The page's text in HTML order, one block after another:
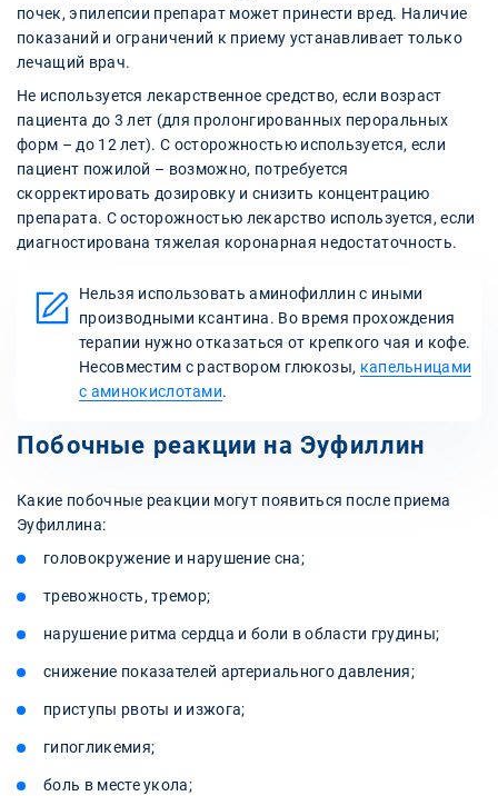
почек, эпилепсии препарат может принести вред. Наличие
показаний и ограничений к приему устанавливает только
лечащий врач.
Не используется лекарственное средство, если возраст
пациента до 3 лет (для пролонгированных пероральных
форм – до 12 лет). С осторожностью используется, если
пациент пожилой – возможно, потребуется
скорректировать дозировку и снизить концентрацию
препарата. С осторожностью лекарство используется, если
диагностирована тяжелая коронарная недостаточность.
Нельзя использовать аминофиллин с иными
производными ксантина. Во время прохождения
терапии нужно отказаться от крепкого чая и кофе.
Несовместим с раствором глюкозы, капельницами
с аминокислотами.
Побочные реакции на Эуфиллин
Какие побочные реакции могут появиться после приема
Эуфиллина:
головокружение и нарушение сна;
тревожность, тремор;
нарушение ритма сердца и боли в области грудины;
снижение показателей артериального давления;
приступы рвоты и изжога;
гипогликемия;
боль в месте укола;